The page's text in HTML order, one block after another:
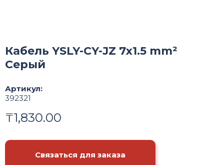
Кабель YSLY-CY-JZ 7x1.5 mm²
Серый
Артикул:
392321
₸1,830.00
Связаться для заказа